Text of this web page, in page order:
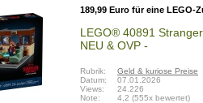
189,99 Euro für eine
LEGO® 40891
NEU & OVP -
Rubrik:
Geld & kuriose Preise
Datum:
07.01.2026
Views:
24.226
Note:
4,2 (555x bewertet)